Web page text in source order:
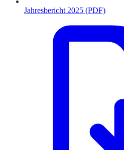
Jahresbericht 2025 (PDF)